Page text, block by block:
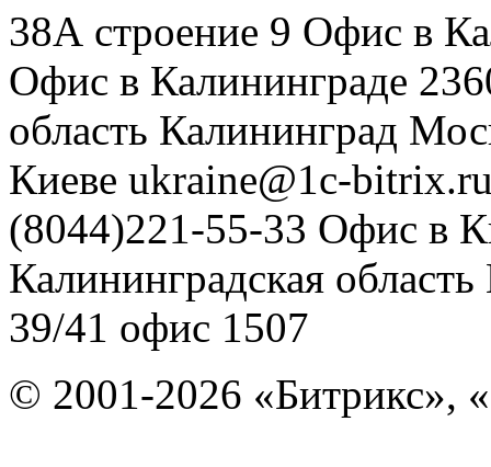
38А строение 9 Офис в
Офис в Калининграде
область Калининград
Киеве ukraine@1c-
(8044)221-55-33 Офис в
Калининградская область
39/41 офис 1507
© 2001-2026 «Битрикс»,